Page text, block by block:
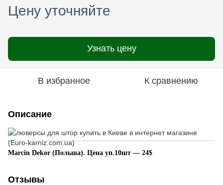
Цену уточняйте
Узнать цену
В избранное К сравнению
Описание
Marcin Dekor (Польша). Цена уп.10шт — 24$
Отзывы